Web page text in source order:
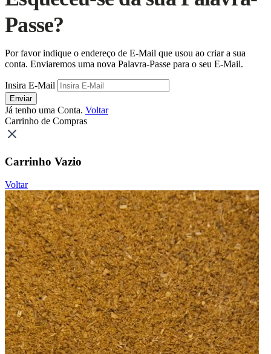
Passe?
Por favor indique o endereço de E-Mail que usou ao criar a sua
conta. Enviaremos uma nova Palavra-Passe para o seu E-Mail.
Insira E-Mail
Enviar
Já tenho uma Conta. Voltar
Carrinho de Compras
Carrinho Vazio
Voltar